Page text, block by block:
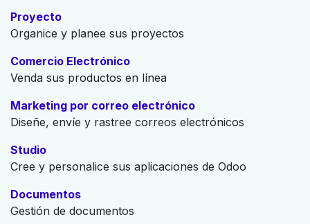
Proyecto
Organice y planee sus proyectos
Comercio Electrónico
Venda sus productos en línea
Marketing por correo electrónico
Diseñe, envíe y rastree correos electrónicos
Studio
Cree y personalice sus aplicaciones de Odoo
Documentos
Gestión de documentos